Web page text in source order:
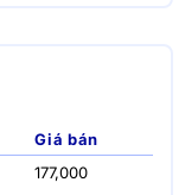
Giá bán
177,000